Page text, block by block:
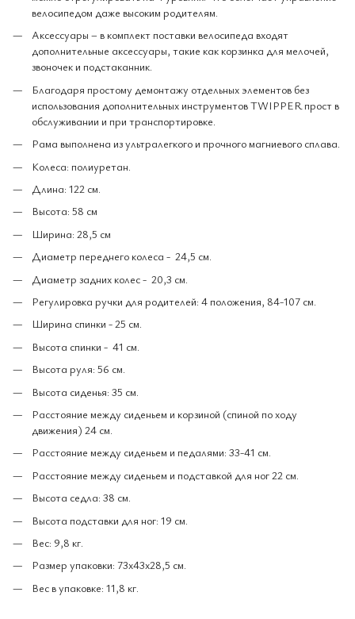
велосипедом даже высоким родителям.
Аксессуары – в комплект поставки велосипеда входят
дополнительные аксессуары, такие как корзинка для мелочей,
звоночек и подстаканник.
Благодаря простому демонтажу отдельных элементов без
использования дополнительных инструментов TWIPPER прост в
обслуживании и при транспортировке.
Рама выполнена из ультралегкого и прочного магниевого сплава.
Колеса: полиуретан.
Длина: 122 см.
Высота: 58 см
Ширина: 28,5 см
Диаметр переднего колеса - 24,5 см.
Диаметр задних колес - 20,3 см.
Регулировка ручки для родителей: 4 положения, 84-107 см.
Ширина спинки - 25 см.
Высота спинки - 41 см.
Высота руля: 56 см.
Высота сиденья: 35 см.
Расстояние между сиденьем и корзиной (спиной по ходу
движения) 24 см.
Расстояние между сиденьем и педалями: 33-41 см.
Расстояние между сиденьем и подставкой для ног 22 см.
Высота седла: 38 см.
Высота подставки для ног: 19 см.
Вес: 9,8 кг.
Размер упаковки: 73х43х28,5 см.
Вес в упаковке: 11,8 кг.